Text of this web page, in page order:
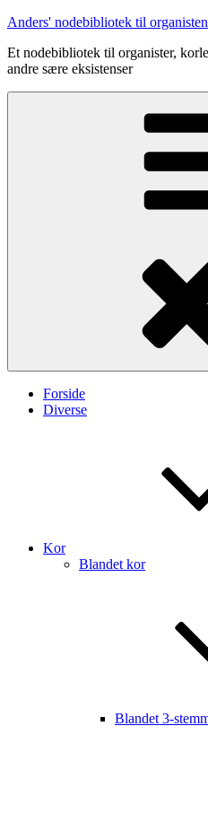
Videre
indhold
Anders' nodebibliotek til organisten
Et nodebibliotek til organister,
andre sære eksistenser
Forside
Diverse
Kor
Blandet kor
Blandet 3-